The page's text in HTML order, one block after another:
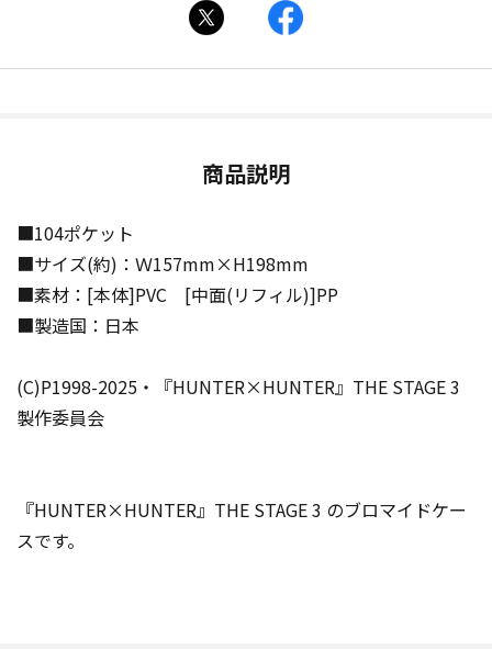
商品説明
■104ポケット
■サイズ(約)：Ｗ157mm×H198mm
■素材：[本体]PVC [中面(リフィル)]PP
■製造国：日本
(C)P1998-2025・『HUNTER×HUNTER』THE STAGE 3
製作委員会
『HUNTER×HUNTER』THE STAGE 3 のブロマイドケー
スです。